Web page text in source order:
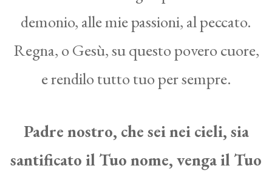
demonio, alle mie passioni, al peccato.
Regna, o Gesù, su questo povero cuore,
e rendilo tutto tuo per sempre.
Padre nostro, che sei nei cieli, sia
santificato il Tuo nome, venga il Tuo